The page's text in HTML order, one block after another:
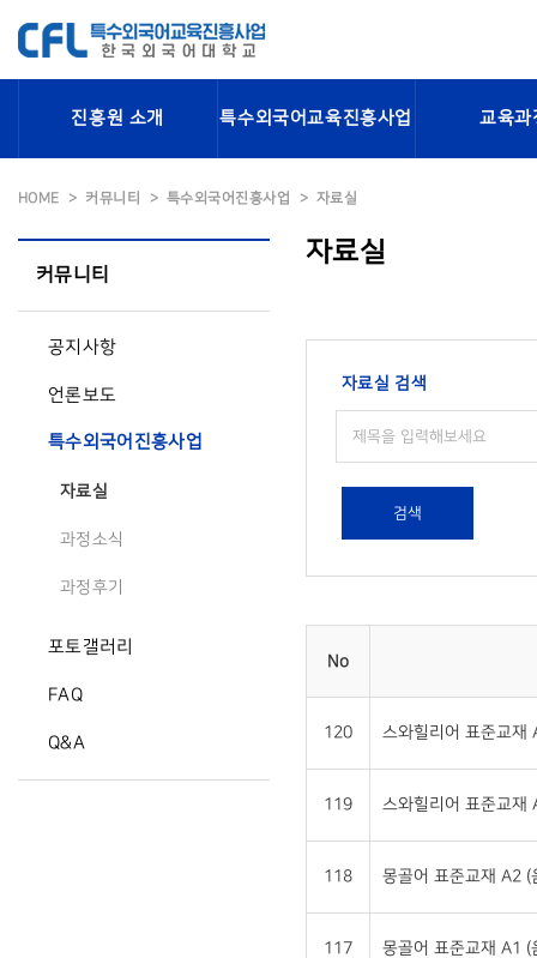
진흥원 소개 특수외국어교육진흥사업 교육과
HOME 커뮤니티 특수외국어진흥사업 자료실
커뮤니티
공지사항
언론보도
특수외국어진흥사업
자료실
과정소식
과정후기
포토갤러리
FAQ
Q&A
자료실
자료실 검색
검색
No
120 스와힐리어 표준교재
119 스와힐리어 표준교재
118 몽골어 표준교재 A2 (
117 몽골어 표준교재 A1 (